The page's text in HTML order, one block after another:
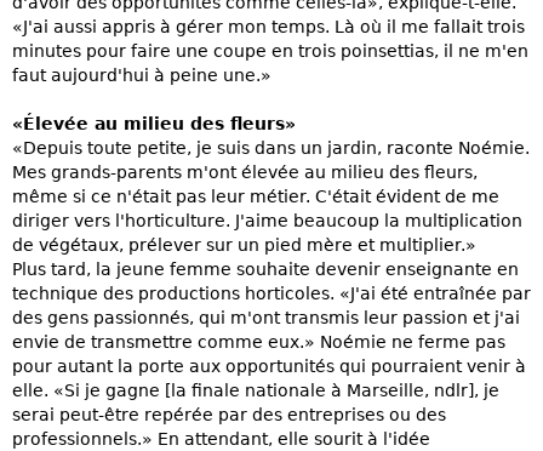
«J'ai aussi appris à gérer mon temps. Là où il me fallait trois
minutes pour faire une coupe en trois poinsettias, il ne m'en
faut aujourd'hui à peine une.»
«Élevée au milieu des fleurs»
«Depuis toute petite, je suis dans un jardin, raconte Noémie.
Mes grands-parents m'ont élevée au milieu des fleurs,
même si ce n'était pas leur métier. C'était évident de me
diriger vers l'horticulture. J'aime beaucoup la multiplication
de végétaux, prélever sur un pied mère et multiplier.»
Plus tard, la jeune femme souhaite devenir enseignante en
technique des productions horticoles. «J'ai été entraînée par
des gens passionnés, qui m'ont transmis leur passion et j'ai
envie de transmettre comme eux.» Noémie ne ferme pas
pour autant la porte aux opportunités qui pourraient venir à
elle. «Si je gagne [la finale nationale à Marseille, ndlr], je
serai peut-être repérée par des entreprises ou des
professionnels.» En attendant, elle sourit à l'idée